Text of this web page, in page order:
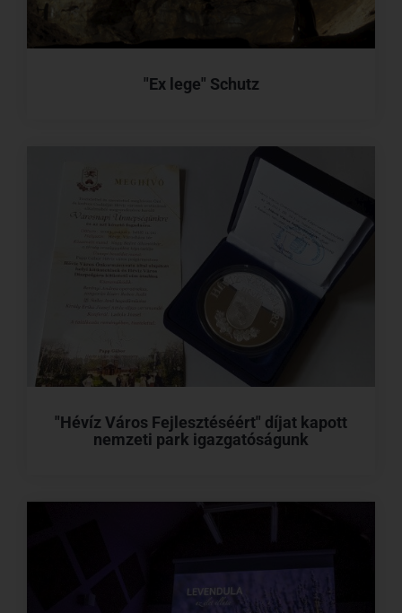
"Ex lege" Schutz
"Hévíz Város Fejlesztéséért" díjat kapott
nemzeti park igazgatóságunk